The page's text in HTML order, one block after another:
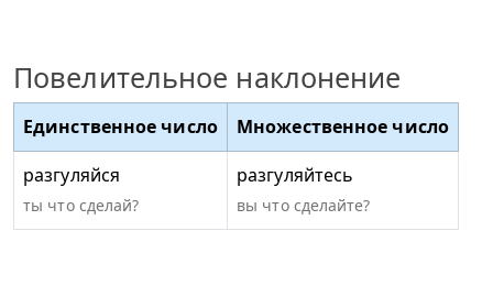
Повелительное наклонение
Единственное число
Множественное число
разгуляйся
ты что сделай?
разгуляйтесь
вы что сделайте?